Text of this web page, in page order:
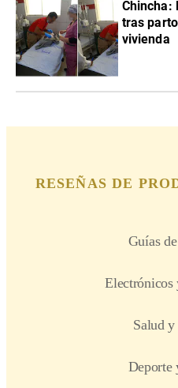
Chincha:
tras
vivienda